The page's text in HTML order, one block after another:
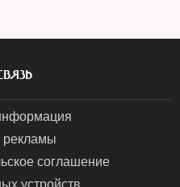
соглашение